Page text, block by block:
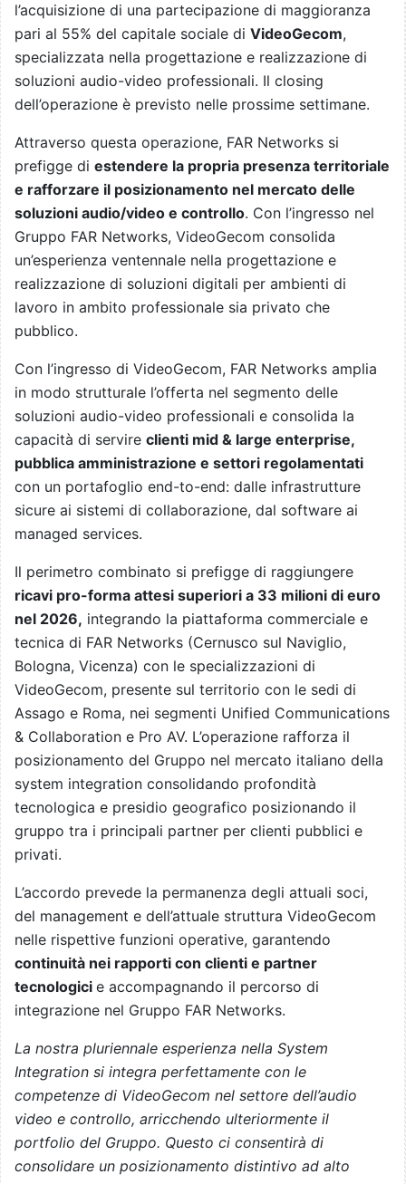
l’acquisizione di una partecipazione di maggioranza
pari al 55% del capitale sociale di VideoGecom,
specializzata nella progettazione e realizzazione di
soluzioni audio-video professionali. Il closing
dell’operazione è previsto nelle prossime settimane.
Attraverso questa operazione, FAR Networks si
prefigge di estendere la propria presenza territoriale
e rafforzare il posizionamento nel mercato delle
soluzioni audio/video e controllo. Con l’ingresso nel
Gruppo FAR Networks, VideoGecom consolida
un’esperienza ventennale nella progettazione e
realizzazione di soluzioni digitali per ambienti di
lavoro in ambito professionale sia privato che
pubblico.
Con l’ingresso di VideoGecom, FAR Networks amplia
in modo strutturale l’offerta nel segmento delle
soluzioni audio-video professionali e consolida la
capacità di servire clienti mid & large enterprise,
pubblica amministrazione e settori regolamentati
con un portafoglio end-to-end: dalle infrastrutture
sicure ai sistemi di collaborazione, dal software ai
managed services.
Il perimetro combinato si prefigge di raggiungere
ricavi pro-forma attesi superiori a 33 milioni di euro
nel 2026, integrando la piattaforma commerciale e
tecnica di FAR Networks (Cernusco sul Naviglio,
Bologna, Vicenza) con le specializzazioni di
VideoGecom, presente sul territorio con le sedi di
Assago e Roma, nei segmenti Unified Communications
& Collaboration e Pro AV. L’operazione rafforza il
posizionamento del Gruppo nel mercato italiano della
system integration consolidando profondità
tecnologica e presidio geografico posizionando il
gruppo tra i principali partner per clienti pubblici e
privati.
L’accordo prevede la permanenza degli attuali soci,
del management e dell’attuale struttura VideoGecom
nelle rispettive funzioni operative, garantendo
continuità nei rapporti con clienti e partner
tecnologici e accompagnando il percorso di
integrazione nel Gruppo FAR Networks.
La nostra pluriennale esperienza nella System
Integration si integra perfettamente con le
competenze di VideoGecom nel settore dell’audio
video e controllo, arricchendo ulteriormente il
portfolio del Gruppo. Questo ci consentirà di
consolidare un posizionamento distintivo ad alto